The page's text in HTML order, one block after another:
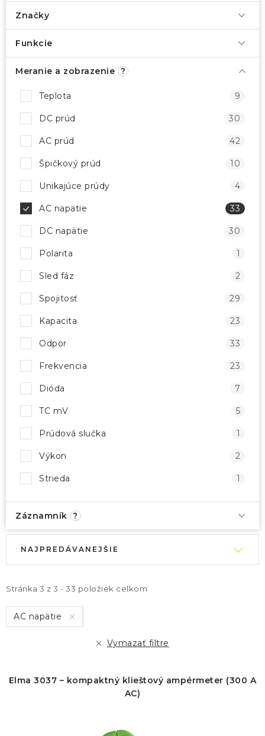
Značky
Funkcie
Meranie a zobrazenie ?
Teplota 9
DC prúd 30
AC prúd 42
Špičkový prúd 10
Unikajúce prúdy 4
AC napätie 33
DC napätie 30
Polarita 1
Sled fáz 2
Spojitosť 29
Kapacita 23
Odpor 33
Frekvencia 23
Dióda 7
TC mV 5
Prúdová slučka 1
Výkon 2
Strieda 1
Záznamník ?
i
s
p
d
Stránka 3 z 3 - 33 položiek celkom
e
n
i
r
NAJPREDÁVANEJŠIE
AC napätie
Vymazať filtre
Elma 3037 – kompaktný klieštový ampérmeter (300 A
AC)